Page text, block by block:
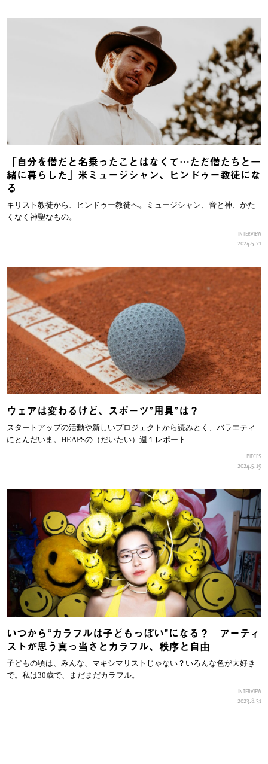
「自分を僧だと名乗ったことはなくて…ただ僧たちと一
緒に暮らした」米ミュージシャン、ヒンドゥー教徒にな
る
キリスト教徒から、ヒンドゥー教徒へ。ミュージシャン、音と神、かた
くなく神聖なもの。
INTERVIEW
2024.5.21
ウェアは変わるけど、スポーツ”用具”は？
スタートアップの活動や新しいプロジェクトから読みとく、バラエティ
にとんだいま。HEAPSの（だいたい）週１レポート
PIECES
2024.5.19
いつから“カラフルは子どもっぽい”になる？ アーティ
ストが思う真っ当さとカラフル、秩序と自由
子どもの頃は、みんな、マキシマリストじゃない？いろんな色が大好き
で。私は30歳で、まだまだカラフル。
INTERVIEW
2023.8.31